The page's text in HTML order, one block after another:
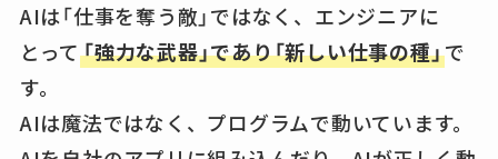
AIは「仕事を奪う敵」ではなく、エンジニアに
とって「強力な武器」であり「新しい仕事の種」で
す。
AIは魔法ではなく、プログラムで動いています。